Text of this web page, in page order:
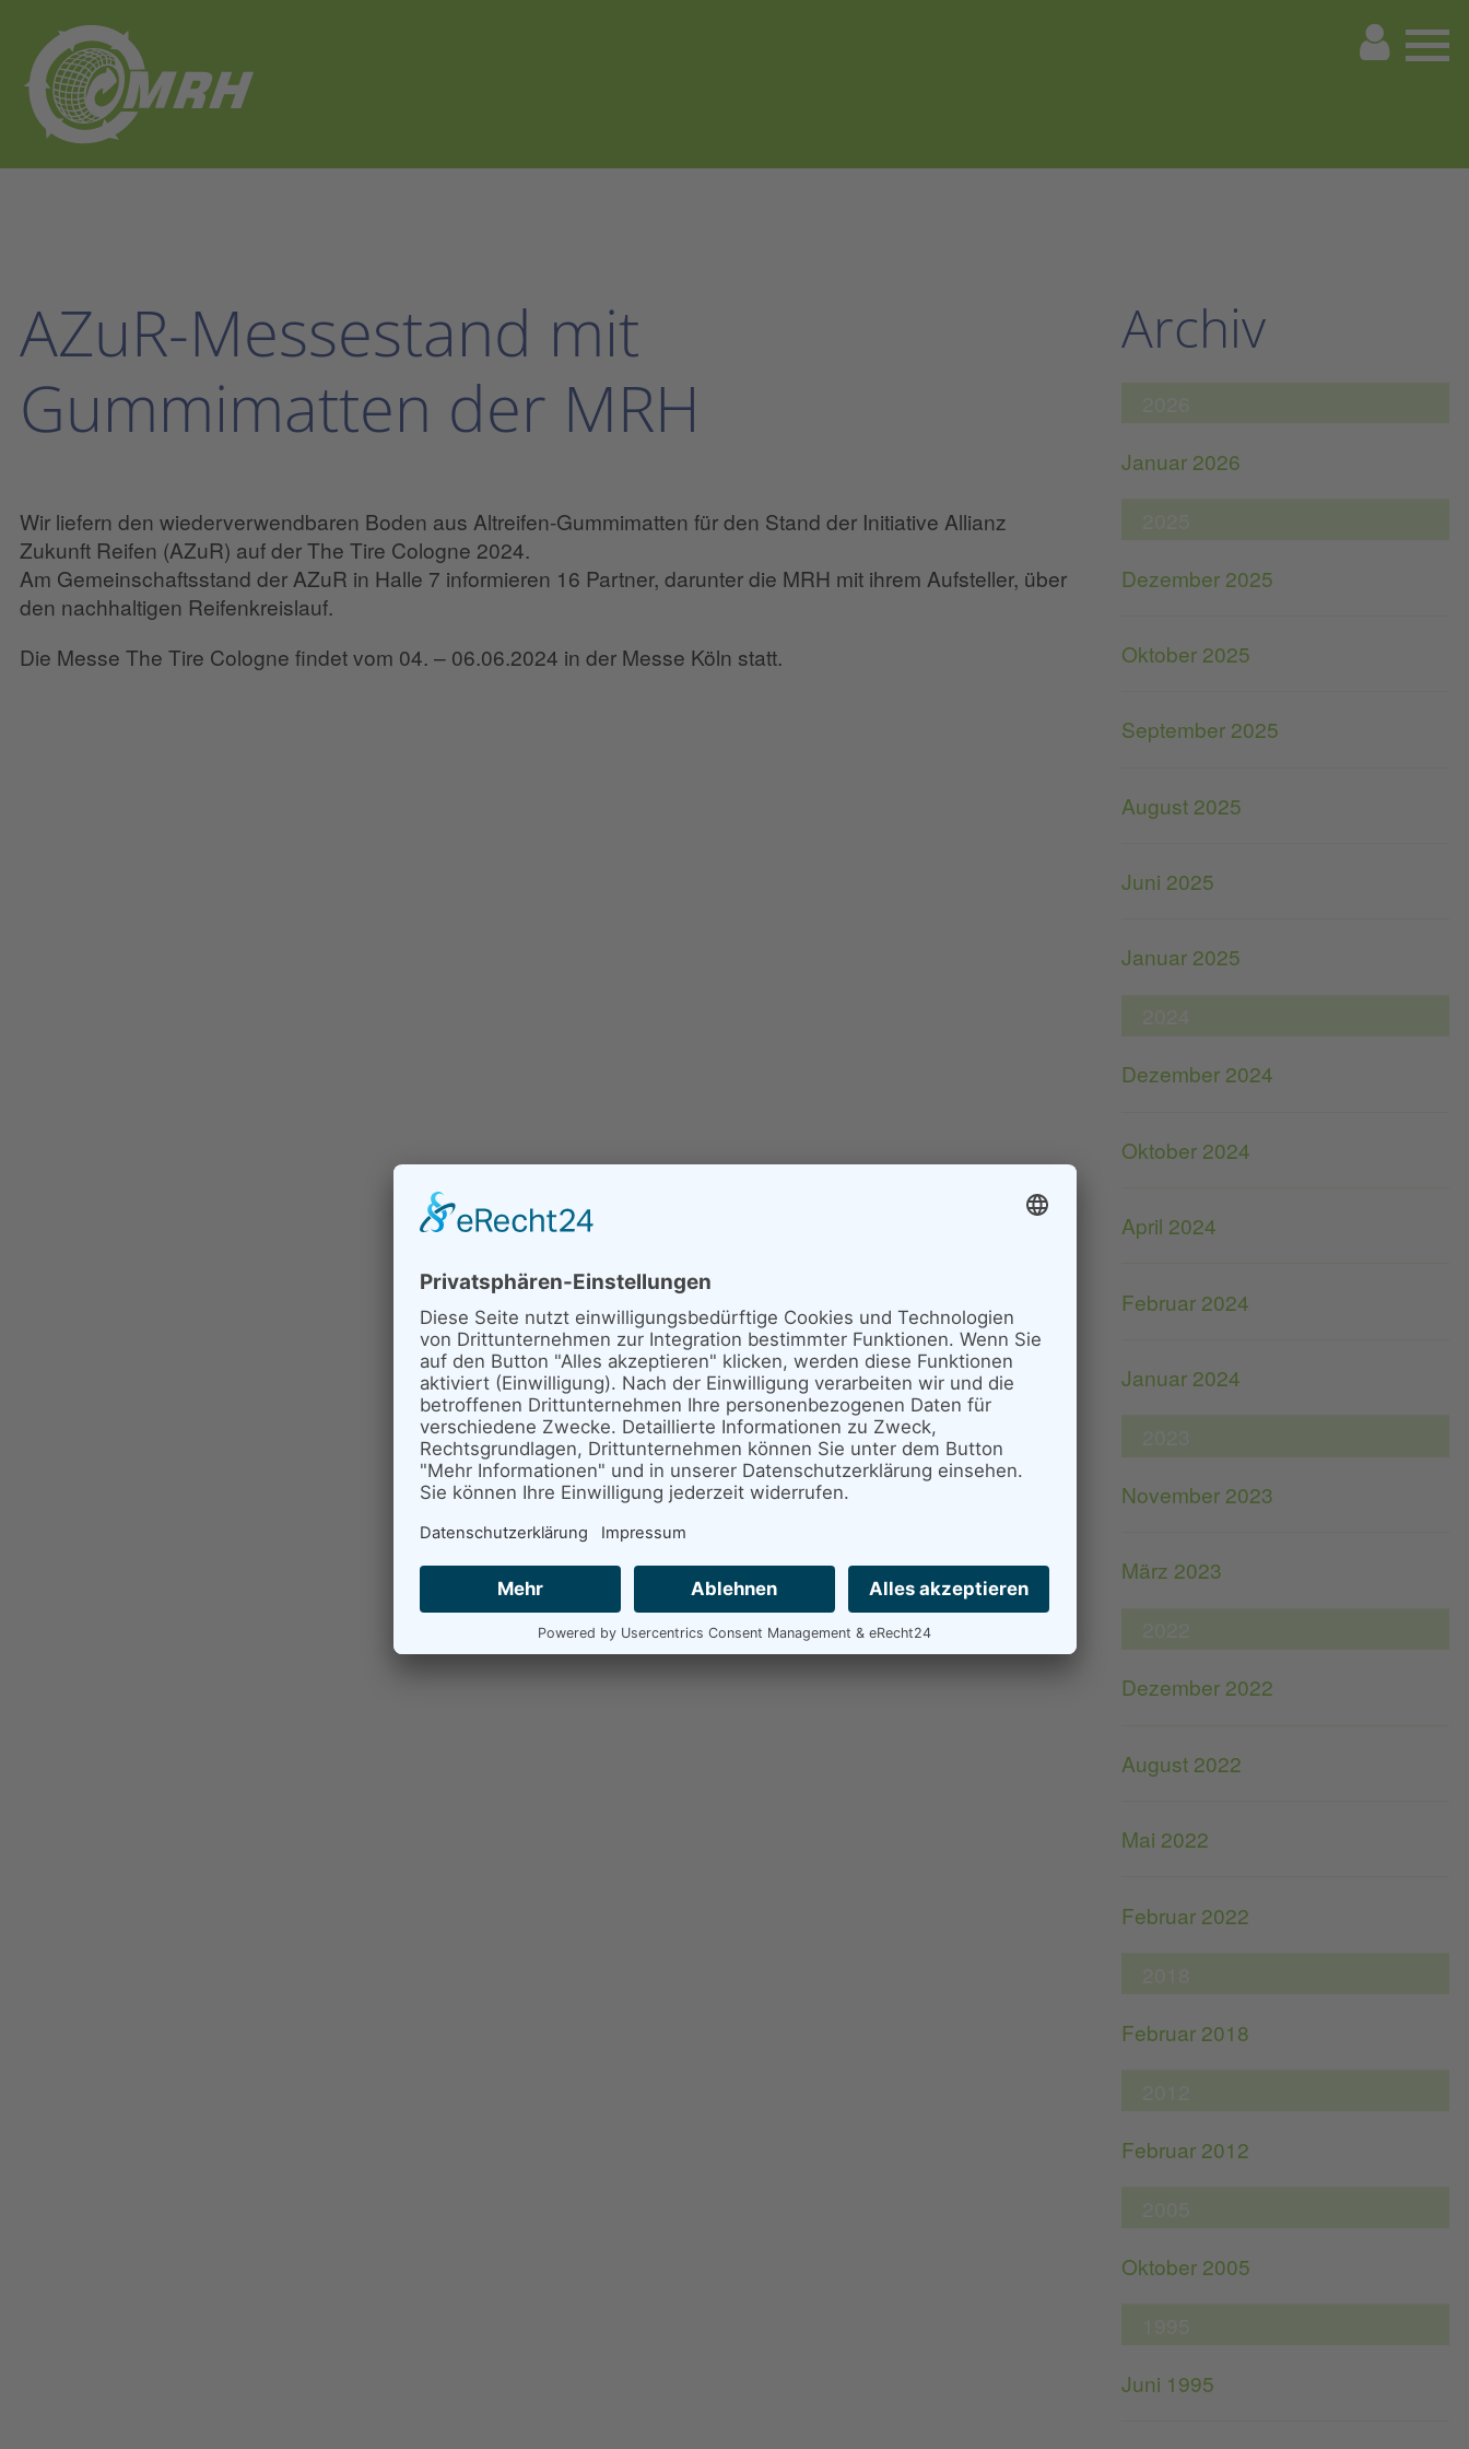
AZuR-Messestand mit
Gummimatten der MRH
Wir liefern den wiederverwendbaren Boden aus Altreifen-Gummimatten für den Stand der Initiative Allianz
Zukunft Reifen (AZuR) auf der The Tire Cologne 2024.
Am Gemeinschaftsstand der AZuR in Halle 7 informieren 16 Partner, darunter die MRH mit ihrem Aufsteller, über
den nachhaltigen Reifenkreislauf.
Die Messe The Tire Cologne findet vom 04. – 06.06.2024 in der Messe Köln statt.
Archiv
Januar 2026
Dezember 2025
Oktober 2025
September 2025
August 2025
Juni 2025
Januar 2025
Dezember 2024
Oktober 2024
April 2024
Februar 2024
Januar 2024
November 2023
März 2023
Dezember 2022
August 2022
Mai 2022
Februar 2022
Februar 2018
Februar 2012
Oktober 2005
Juni 1995